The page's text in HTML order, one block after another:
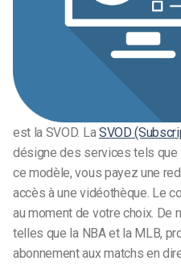
est la SVOD. LaSVOD
désigne des services tels que
ce modèle, vous payez une
accès à une vidéothèque. Le
au moment de votre choix.
telles que la NBA et la MLB,
abonnement aux matchs en